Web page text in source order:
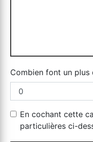
Combien font un plus
En cochant cette
particulières ci-